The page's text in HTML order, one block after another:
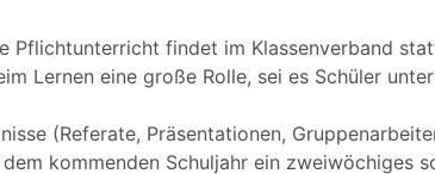
Pflichtunterricht findet im Klassenverband
Lernen eine große Rolle, sei es Schüler
(Referate, Präsentationen,
kommenden Schuljahr ein zweiwöchiges